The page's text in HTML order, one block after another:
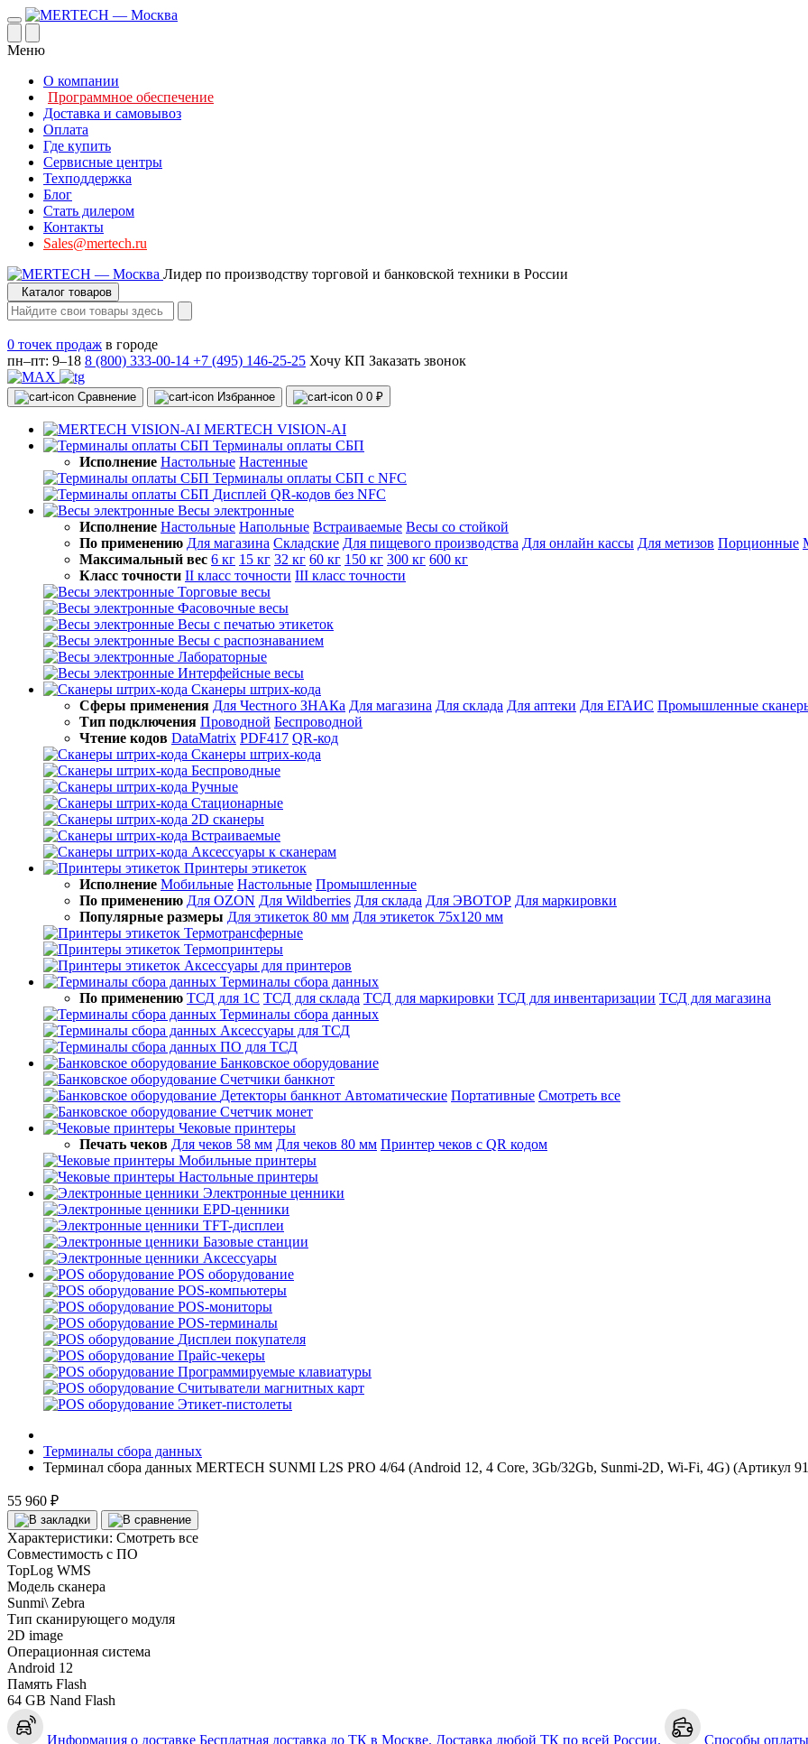
Меню
О компании
Программное обеспечение
Доставка и самовывоз
Оплата
Где купить
Сервисные центры
Техподдержка
Блог
Стать дилером
Контакты
Sales@mertech.ru
Лидер по производству торговой и банковской техники в России
Каталог товаров
0 точек продаж в городе
пн–пт: 9–18 8 (800) 333-00-14 +7 (495) 146-25-25 Хочу КП Заказать звонок
Сравнение Избранное 0 0 ₽
MERTECH VISION-AI
Терминалы оплаты СБП
Исполнение Настольные Настенные
Терминалы оплаты СБП с NFC
Дисплей QR-кодов без NFC
Весы электронные
Исполнение Настольные Напольные Встраиваемые Весы со стойкой
По применению Для магазина Складские Для пищевого производства Для онлайн кассы Для метизов Порционные
Максимальный вес 6 кг 15 кг 32 кг 60 кг 150 кг 300 кг 600 кг
Класс точности II класс точности III класс точности
Торговые весы
Фасовочные весы
Весы с печатью этикеток
Весы с распознаванием
Лабораторные
Интерфейсные весы
Сканеры штрих-кода
Сферы применения Для Честного ЗНАКа Для магазина Для склада Для аптеки Для ЕГАИС Промышленные
Тип подключения Проводной Беспроводной
Чтение кодов DataMatrix PDF417 QR-код
Сканеры штрих-кода
Беспроводные
Ручные
Стационарные
2D сканеры
Встраиваемые
Аксессуары к сканерам
Принтеры этикеток
Исполнение Мобильные Настольные Промышленные
По применению Для OZON Для Wildberries Для склада Для ЭВОТОР Для маркировки
Популярные размеры Для этикеток 80 мм Для этикеток 75х120 мм
Термотрансферные
Термопринтеры
Аксессуары для принтеров
Терминалы сбора данных
По применению ТСД для 1С ТСД для склада ТСД для маркировки ТСД для инвентаризации ТСД для магазина
Терминалы сбора данных
Аксессуары для ТСД
ПО для ТСД
Банковское оборудование
Счетчики банкнот
Детекторы банкнот Автоматические Портативные Смотреть все
Счетчик монет
Чековые принтеры
Печать чеков Для чеков 58 мм Для чеков 80 мм Принтер чеков с QR кодом
Мобильные принтеры
Настольные принтеры
Электронные ценники
EPD-ценники
TFT-дисплеи
Базовые станции
Аксессуары
POS оборудование
POS-компьютеры
POS-мониторы
POS-терминалы
Дисплеи покупателя
Прайс-чекеры
Программируемые клавиатуры
Считыватели магнитных карт
Этикет-пистолеты
Терминалы сбора данных
Терминал сбора данных MERTECH SUNMI L2S PRO 4/64 (Android 12, 4 Core, 3Gb/32Gb, Sunmi-2D, Wi-Fi, 4G) (Артикул
55 960 ₽
Характеристики: Смотреть все
Совместимость с ПО
TopLog WMS
Модель сканера
Sunmi\ Zebra
Тип сканирующего модуля
2D image
Операционная система
Android 12
Память Flash
64 GB Nand Flash
Информация о доставке Бесплатная доставка до ТК в Москве. Доставка любой ТК по всей России. Способы оплаты